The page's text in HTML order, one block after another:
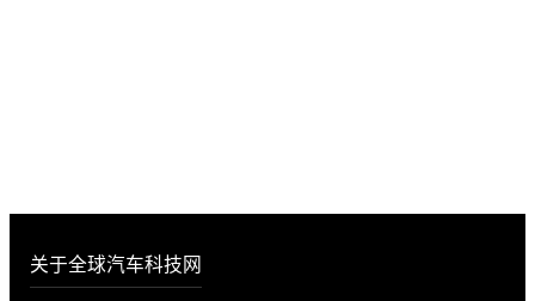
关于全球汽车科技网